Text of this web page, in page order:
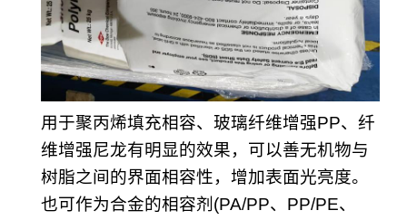
用于聚丙烯填充相容、玻璃纤维增强PP、纤
维增强尼龙有明显的效果，可以善无机物与
树脂之间的界面相容性，增加表面光亮度。
也可作为合金的相容剂(PA/PP、PP/PE、